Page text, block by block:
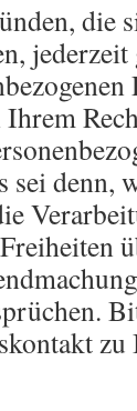
die
jederzeit
sei denn,